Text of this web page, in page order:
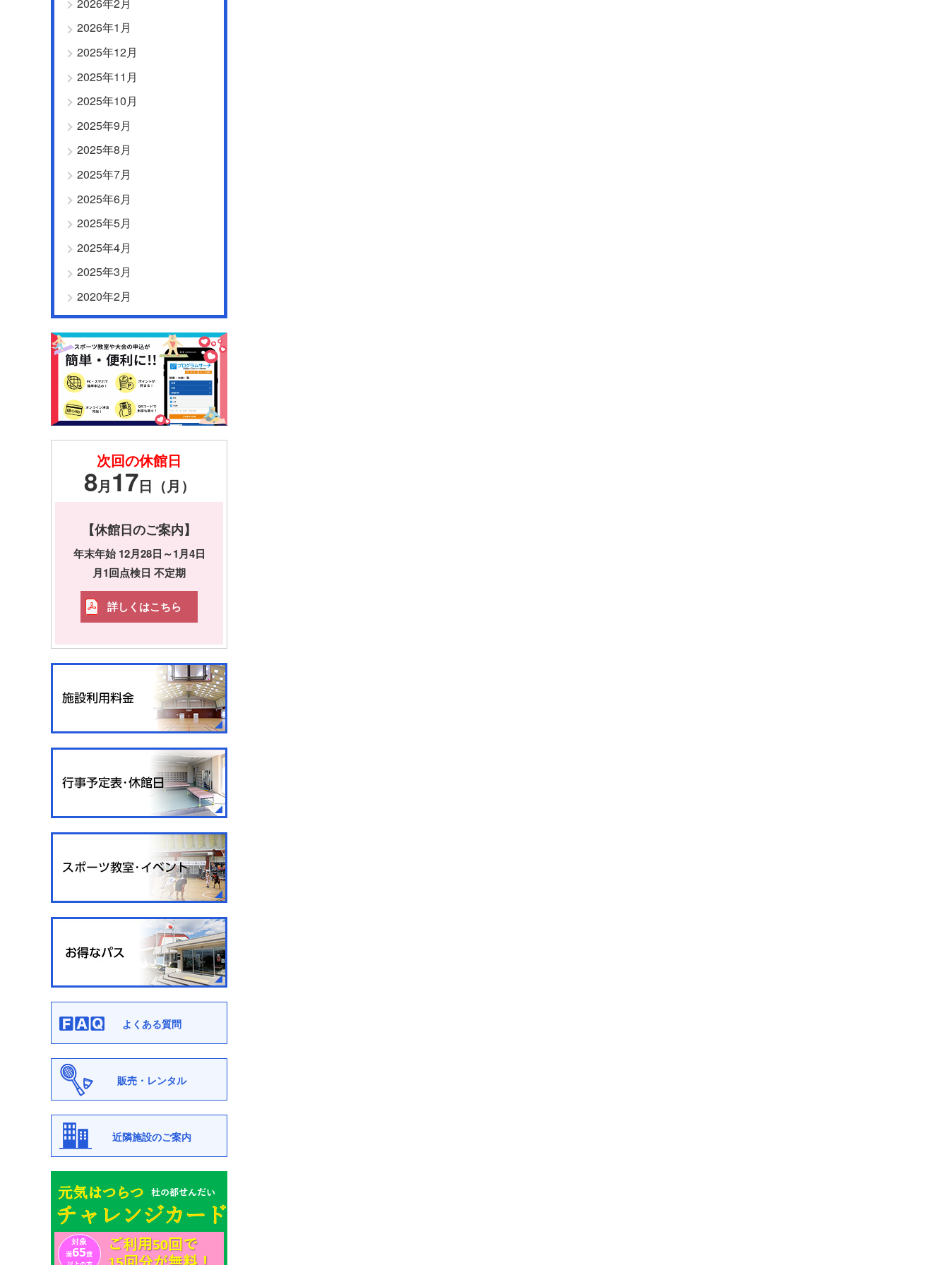
2026年1月
2025年12月
2025年11月
2025年10月
2025年9月
2025年8月
2025年7月
2025年6月
2025年5月
2025年4月
2025年3月
2020年2月
次回の休館日
8月17日（月）
【休館日のご案内】
年末年始 12月28日～1月4日
月1回点検日 不定期
詳しくはこちら
よくある質問
販売・レンタル
近隣施設のご案内